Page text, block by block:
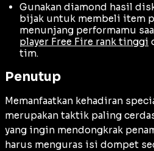
Gunakan diamond hasil
bijak untuk membeli item
menunjang performamu
player Free Fire rank tinggi
tim.
Penutup
Memanfaatkan kehadiran
merupakan taktik paling
yang ingin mendongkrak
harus menguras isi dompet